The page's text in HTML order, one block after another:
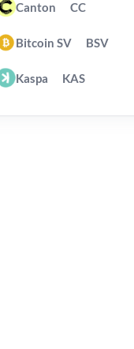
Canton CC
Bitcoin SV BSV
Kaspa KAS